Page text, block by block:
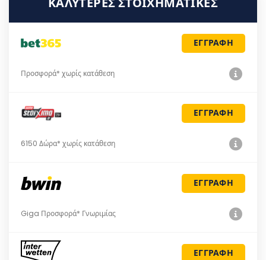
ΕΓΓΡΑΦΗ
Προσφορά* χωρίς κατάθεση
ΕΓΓΡΑΦΗ
6150 Δώρα* χωρίς κατάθεση
ΕΓΓΡΑΦΗ
Giga Προσφορά* Γνωριμίας
ΕΓΓΡΑΦΗ